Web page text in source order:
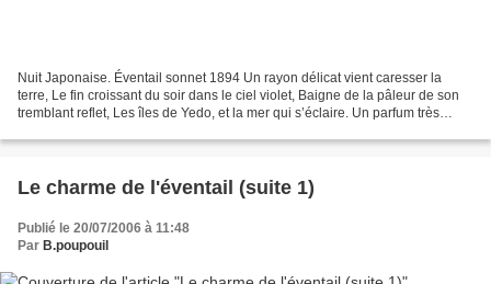
Nuit Japonaise. Éventail sonnet 1894 Un rayon délicat vient caresser la
terre, Le fin croissant du soir dans le ciel violet, Baigne de la pâleur de son
tremblant reflet, Les îles de Yedo, et la mer qui s’éclaire. Un parfum très
Le charme de l'éventail (suite 1)
Publié le 20/07/2006 à 11:48
Par B.poupouil